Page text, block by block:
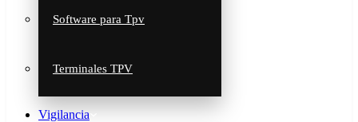
Software para Tpv
Terminales TPV
Vigilancia